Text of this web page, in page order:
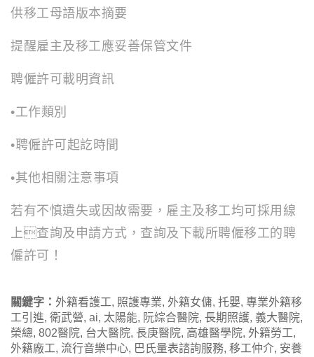
供移工母語版本摘要
提醒雇主及移工應妥善保管文件
聘僱許可載明資訊
•工作類別
•聘僱許可起訖時間
•其他相關注意事項
若有不慎遺失或因故需要，雇主及移工均可採用線
上查詢及申請方式，查詢及下載所聘僱移工的聘
僱許可！
關鍵字： 外籍看護工, 照護專業, 外籍女傭, 托嬰, 專業外籍移
工引進, 衛武營, ai, 太陽能, 阮綜合醫院, 長期照護, 義大醫院,
榮總, 802醫院, 台大醫院, 長庚醫院, 高雄醫學院, 外籍勞工,
外籍廠工, 流行音樂中心, 巴氏量表諮詢服務, 移工仲介, 安養